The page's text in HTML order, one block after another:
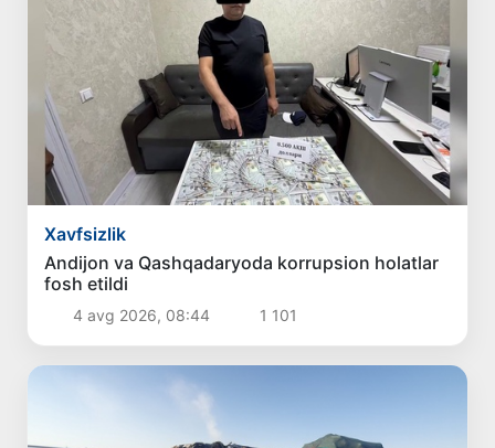
Xavfsizlik
Andijon va Qashqadaryoda korrupsion holatlar
fosh etildi
4 avg 2026, 08:44 1 101